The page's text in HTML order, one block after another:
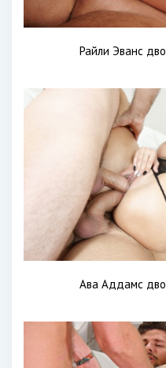
Райли Эванс
Ава Аддамс